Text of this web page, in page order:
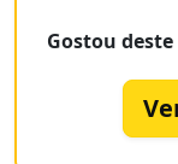
Gostou